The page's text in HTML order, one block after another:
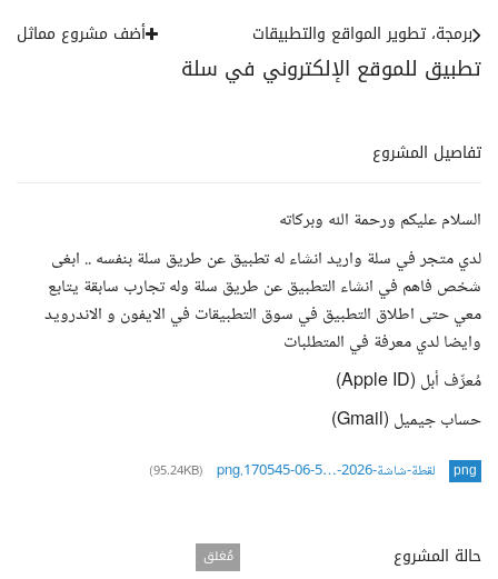
تطبيق للموقع الإلكتروني في سلة
برمجة، تطوير المواقع والتطبيقات أضف مشروع مماثل
تفاصيل المشروع
السلام عليكم ورحمة الله وبركاته
لدي متجر في سلة واريد انشاء له تطبيق عن طريق سلة بنفسه .. ابغى
شخص فاهم في انشاء التطبيق عن طريق سلة وله تجارب سابقة يتابع
معي حتى اطلاق التطبيق في سوق التطبيقات في الايفون و الاندرويد
وايضا لدي معرفة في المتطلبات
مُعرِّف أبل (Apple ID)
حساب جيميل (Gmail)
png لقطة-شاشة-2026-…5-06-170545.png (95.24KB)
حالة المشروع مُغلق